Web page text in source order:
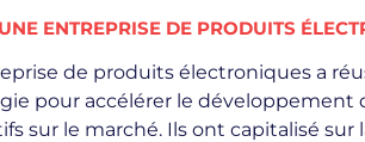
ENTREPRISE DE PRODUITS
de produits électroniques a
pour accélérer le développement
sur le marché. Ils ont capitalisé sur